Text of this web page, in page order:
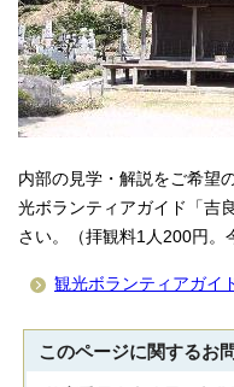
内部の見学・解説をご希望
光ボランティアガイド「吉
さい。（拝観料1人200円。
観光ボランティアガイ
このページに関するお